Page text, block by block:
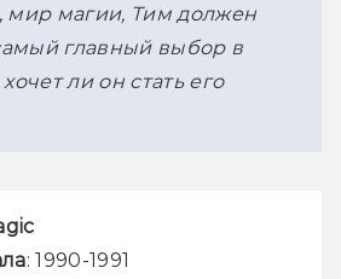
мир магии, Тим должен
главный выбор в
ли он стать его
: 1990-1991